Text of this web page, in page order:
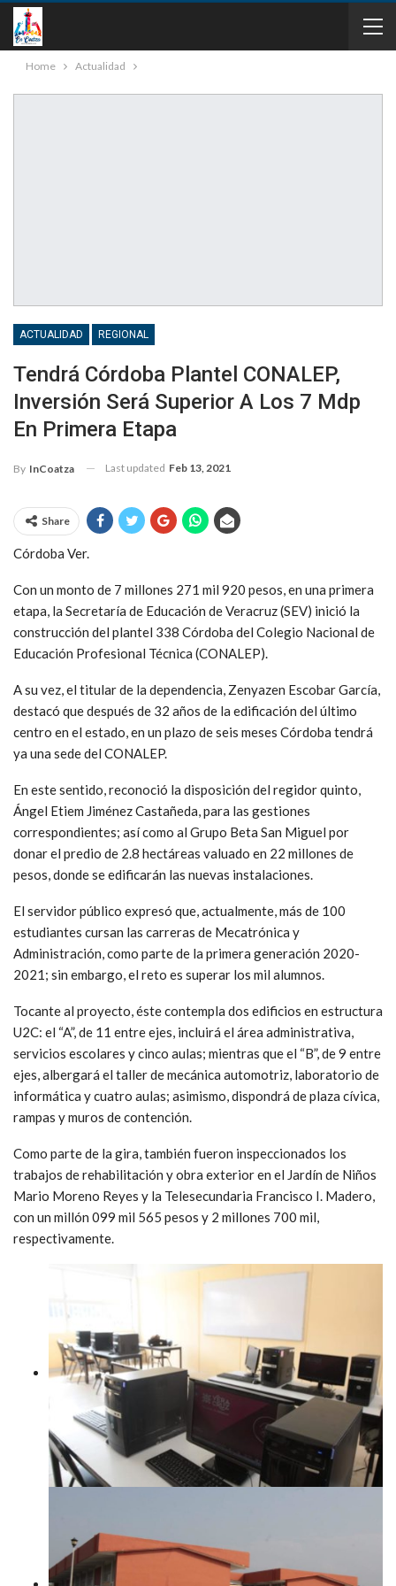
Home Actualidad
ACTUALIDAD REGIONAL
Tendrá Córdoba Plantel CONALEP,
Inversión Será Superior A Los 7 Mdp
En Primera Etapa
By InCoatza Last updated Feb 13, 2021
Share
Córdoba Ver.
Con un monto de 7 millones 271 mil 920 pesos, en una primera
etapa, la Secretaría de Educación de Veracruz (SEV) inició la
construcción del plantel 338 Córdoba del Colegio Nacional de
Educación Profesional Técnica (CONALEP).
A su vez, el titular de la dependencia, Zenyazen Escobar García,
destacó que después de 32 años de la edificación del último
centro en el estado, en un plazo de seis meses Córdoba tendrá
ya una sede del CONALEP.
En este sentido, reconoció la disposición del regidor quinto,
Ángel Etiem Jiménez Castañeda, para las gestiones
correspondientes; así como al Grupo Beta San Miguel por
donar el predio de 2.8 hectáreas valuado en 22 millones de
pesos, donde se edificarán las nuevas instalaciones.
El servidor público expresó que, actualmente, más de 100
estudiantes cursan las carreras de Mecatrónica y
Administración, como parte de la primera generación 2020-
2021; sin embargo, el reto es superar los mil alumnos.
Tocante al proyecto, éste contempla dos edificios en estructura
U2C: el “A”, de 11 entre ejes, incluirá el área administrativa,
servicios escolares y cinco aulas; mientras que el “B”, de 9 entre
ejes, albergará el taller de mecánica automotriz, laboratorio de
informática y cuatro aulas; asimismo, dispondrá de plaza cívica,
rampas y muros de contención.
Como parte de la gira, también fueron inspeccionados los
trabajos de rehabilitación y obra exterior en el Jardín de Niños
Mario Moreno Reyes y la Telesecundaria Francisco I. Madero,
con un millón 099 mil 565 pesos y 2 millones 700 mil,
respectivamente.